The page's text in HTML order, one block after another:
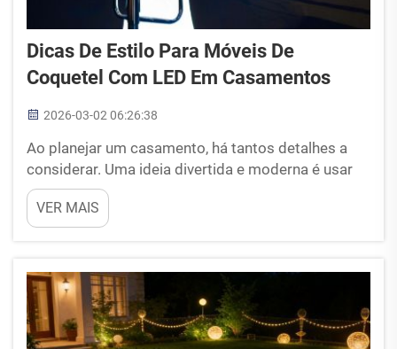
Dicas De Estilo Para Móveis De
Coquetel Com LED Em Casamentos
2026-03-02 06:26:38
Ao planejar um casamento, há tantos detalhes a
considerar. Uma ideia divertida e moderna é usar
móveis de coquetel com LED para adicionar estilo.
Essas peças podem iluminar sua recepção e criar
uma atmosfera mágica. A COOL QING possui uma
VER MAIS